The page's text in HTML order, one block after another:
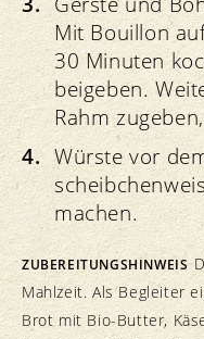
Mit Bouillon
30 Minuten
beigeben.
Rahm
Würste vor
machen.
ZUBEREITUNGSHINWEIS
Mahlzeit. Als Begleiter
Brot mit Bio-Butter,